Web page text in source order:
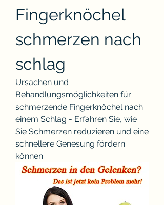
Fingerknöchel
schmerzen nach
schlag
Ursachen und
Behandlungsmöglichkeiten für
schmerzende Fingerknöchel nach
einem Schlag - Erfahren Sie, wie
Sie Schmerzen reduzieren und eine
schnellere Genesung fördern
können.